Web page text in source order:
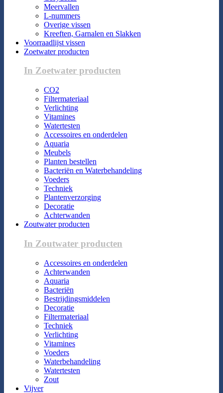
Meervallen
L-nummers
Overige vissen
Kreeften, Garnalen en Slakken
Voorraadlijst vissen
Zoetwater producten
In Zoetwater producten
CO2
Filtermateriaal
Verlichting
Vitamines
Watertesten
Accessoires en onderdelen
Aquaria
Meubels
Planten bestellen
Bacteriën en Waterbehandeling
Voeders
Techniek
Plantenverzorging
Decoratie
Achterwanden
Zoutwater producten
In Zoutwater producten
Accessoires en onderdelen
Achterwanden
Aquaria
Bacteriën
Bestrijdingsmiddelen
Decoratie
Filtermateriaal
Techniek
Verlichting
Vitamines
Voeders
Waterbehandeling
Watertesten
Zout
Vijver